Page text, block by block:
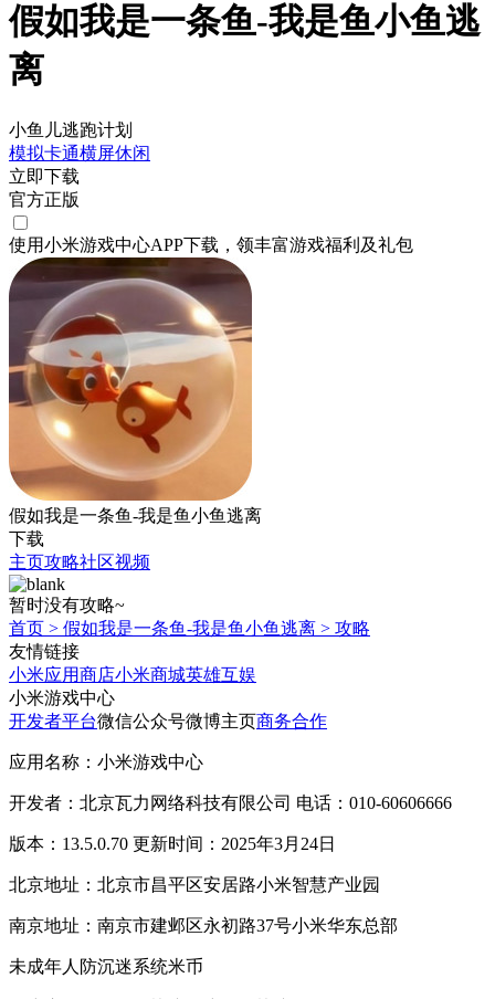
假如我是一条鱼-我是鱼小鱼逃
离
小鱼儿逃跑计划
模拟卡通横屏休闲
立即下载
官方正版
使用小米游戏中心APP下载 ，领丰富游戏福利 及礼包
假如我是一条鱼-我是鱼小鱼逃离
下载
主页攻略社区视频
暂时没有攻略~
首页 > 假如我是一条鱼-我是鱼小鱼逃离 > 攻略
友情链接
小米应用商店小米商城英雄互娱
小米游戏中心
开发者平台微信公众号微博主页商务合作
应用名称：小米游戏中心
开发者：北京瓦力网络科技有限公司 电话：010-60606666
版本：13.5.0.70 更新时间：2025年3月24日
北京地址：北京市昌平区安居路小米智慧产业园
南京地址：南京市建邺区永初路37号小米华东总部
未成年人防沉迷系统米币